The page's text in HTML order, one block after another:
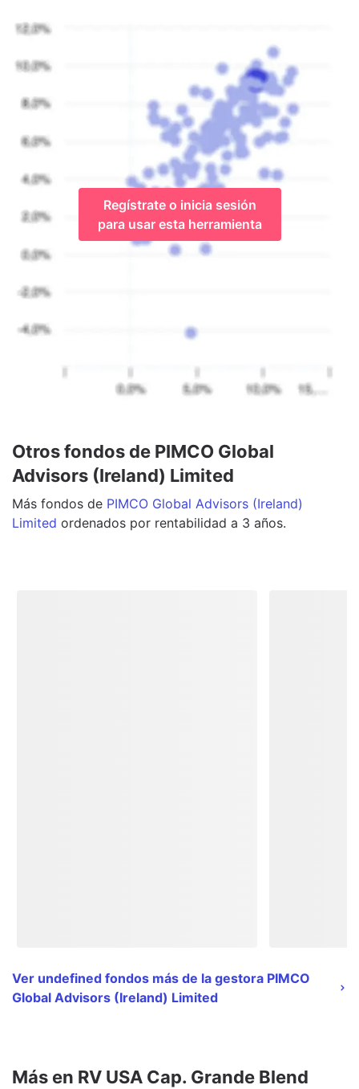
Regístrate o inicia sesión
para usar esta herramienta
Otros fondos de PIMCO Global
Advisors (Ireland) Limited
Más fondos de PIMCO Global Advisors (Ireland)
Limited ordenados por rentabilidad a 3 años.
Ver undefined fondos más de la gestora PIMCO
Global Advisors (Ireland) Limited
Más en RV USA Cap. Grande Blend